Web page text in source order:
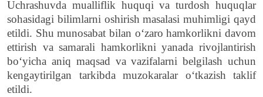
Uchrashuvda mualliflik huquqi va turdosh huquqlar
sohasidagi bilimlarni oshirish masalasi muhimligi qayd
etildi. Shu munosabat bilan oʻzaro hamkorlikni davom
ettirish va samarali hamkorlikni yanada rivojlantirish
boʻyicha aniq maqsad va vazifalarni belgilash uchun
kengaytirilgan tarkibda muzokaralar oʻtkazish taklif
etildi.